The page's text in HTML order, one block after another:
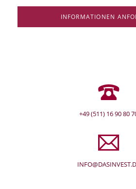
INFORMATIONEN
+49 (511) 16 90 80